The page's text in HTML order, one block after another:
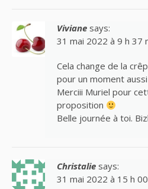
Viviane says:
31 mai 2022 à 9 h 37
Cela change de la
pour un moment
Merciii Muriel pour
proposition
Belle journée à toi.
Christalie says:
31 mai 2022 à 15 h